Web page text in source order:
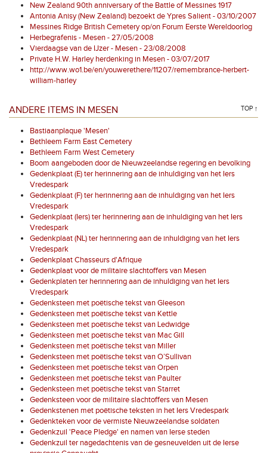
New Zealand 90th anniversary of the Battle of Messines 1917
Antonia Anisy (New Zealand) bezoekt de Ypres Salient - 03/10/2007
Messines Ridge British Cemetery op/on Forum Eerste Wereldoorlog
Herbegrafenis - Mesen - 27/05/2008
Vierdaagse van de IJzer - Mesen - 23/08/2008
Private H.W. Harley herdenking in Mesen - 03/07/2017
http://www.wo1.be/en/youwerethere/11207/remembrance-herbert-
william-harley
ANDERE ITEMS IN MESEN TOP ↑
Bastiaanplaque 'Mesen'
Bethleem Farm East Cemetery
Bethleem Farm West Cemetery
Boom aangeboden door de Nieuwzeelandse regering en bevolking
Gedenkplaat (E) ter herinnering aan de inhuldiging van het Iers
Vredespark
Gedenkplaat (F) ter herinnering aan de inhuldiging van het Iers
Vredespark
Gedenkplaat (Iers) ter herinnering aan de inhuldiging van het Iers
Vredespark
Gedenkplaat (NL) ter herinnering aan de inhuldiging van het Iers
Vredespark
Gedenkplaat Chasseurs d'Afrique
Gedenkplaat voor de militaire slachtoffers van Mesen
Gedenkplaten ter herinnering aan de inhuldiging van het Iers
Vredespark
Gedenksteen met poëtische tekst van Gleeson
Gedenksteen met poëtische tekst van Kettle
Gedenksteen met poëtische tekst van Ledwidge
Gedenksteen met poëtische tekst van Mac Gill
Gedenksteen met poëtische tekst van Miller
Gedenksteen met poëtische tekst van O’Sullivan
Gedenksteen met poëtische tekst van Orpen
Gedenksteen met poëtische tekst van Paulter
Gedenksteen met poëtische tekst van Starret
Gedenksteen voor de militaire slachtoffers van Mesen
Gedenkstenen met poëtische teksten in het Iers Vredespark
Gedenkteken voor de vermiste Nieuwzeelandse soldaten
Gedenkzuil 'Peace Pledge' en namen van Ierse steden
Gedenkzuil ter nagedachtenis van de gesneuvelden uit de Ierse